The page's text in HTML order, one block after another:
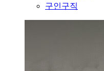
구인구직